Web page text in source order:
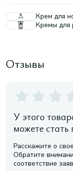
Крем для
Кремы для
Отзывы
У этого
можете
Расскажите о
Обратите
соответствие